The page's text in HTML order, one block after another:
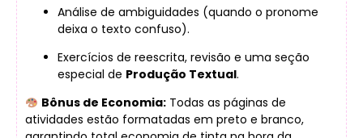
Análise de ambiguidades (quando o pronome
deixa o texto confuso).
Exercícios de reescrita, revisão e uma seção
especial de Produção Textual.
Bônus de Economia:Todas as páginas de
atividades estão formatadas em preto e branco,